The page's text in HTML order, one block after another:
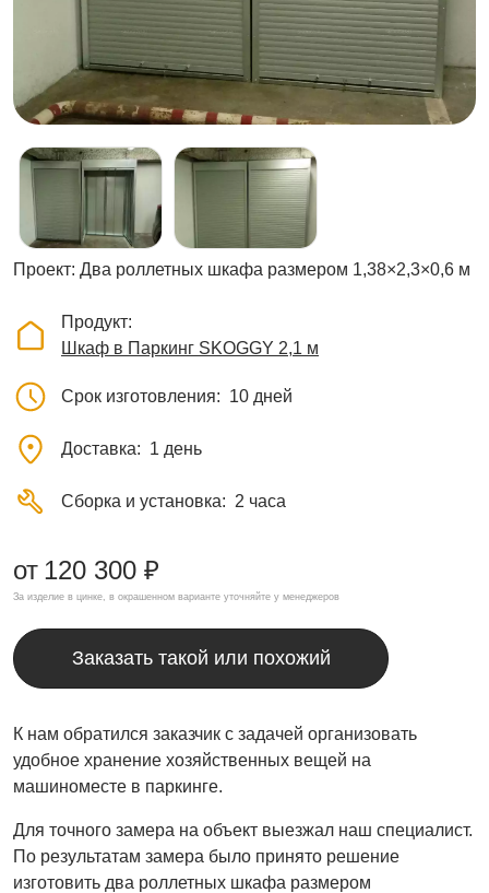
Проект: Два роллетных шкафа размером 1,38×2,3×0,6 м
Продукт
Шкаф в Паркинг SKOGGY 2,1 м
Срок изготовления 10 дней
Доставка 1 день
Сборка и установка 2 часа
от 120 300 ₽
За изделие в цинке, в окрашенном варианте уточняйте у менеджеров
Заказать такой или похожий
К нам обратился заказчик с задачей организовать
удобное хранение хозяйственных вещей на
машиноместе в паркинге.
Для точного замера на объект выезжал наш специалист.
По результатам замера было принято решение
изготовить два роллетных шкафа размером